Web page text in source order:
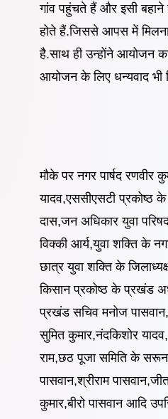
गांव पहुंचते हैं और इसी
होते हैं.जिससे आपस में
है.साथ ही उन्होंने आयोजन
आयोजन के लिए धन्यवाद भी
मौके पर नगर पार्षद रणवीर
यादव,एससीएसटी प्रकोष्ठ के
दास,जन अधिकार युवा परिषद
विक्की आर्य,युवा शक्ति के
छात्र युवा शक्ति के
किसान प्रकोष्ठ के प्रखंड
प्रखंड सचिव मनोज
सुमित कुमार,नंदकिशोर
राम,छठ पूजा समिति के सरून
पासवान,श्रीराम
कुमार,बीरो पासवान आदि